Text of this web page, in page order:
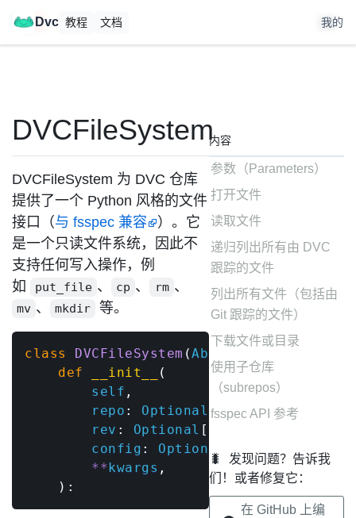
Dvc 教程 文档 我的
DVCFileSystem
DVCFileSystem 为 DVC 仓库
提供了一个 Python 风格的文件
接口（与 fsspec 兼容
）。它
是一个只读文件系统，因此不
支持任何写入操作，例
如
put_file 、 cp 、 rm 、
mv 、 mkdir 等。
class DVCFileSystem (AbstractFileSystem
def
__init__
(
        self
,
        repo
: Optional [str] = None
        rev
: Optional [
        config
: Optional [Dict str , Any
**kwargs ,
) :
内容
参数（Parameters）
打开文件
读取文件
递归列出所有由 DVC
跟踪的文件
列出所有文件（包括由
Git 跟踪的文件）
下载文件或目录
使用子仓库
（subrepos）
fsspec API 参考
🐛
发现问题？告诉我
们！或者修复它：
在 GitHub 上编